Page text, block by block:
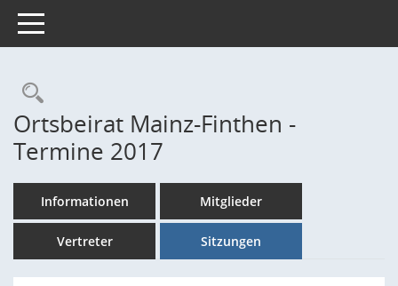
Toggle navigation
Rechercheauswahl
Ortsbeirat Mainz-Finthen -
Termine 2017
Informationen Mitglieder
Vertreter Sitzungen